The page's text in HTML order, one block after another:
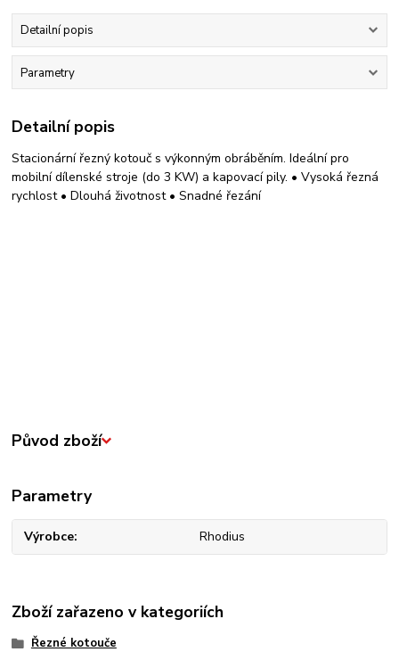
Detailní popis
Parametry
Detailní popis
Stacionární řezný kotouč s výkonným obráběním. Ideální pro
mobilní dílenské stroje (do 3 KW) a kapovací pily. • Vysoká řezná
rychlost • Dlouhá životnost • Snadné řezání
Původ zboží
Parametry
Výrobce Rhodius
Zboží zařazeno v kategoriích
Řezné kotouče